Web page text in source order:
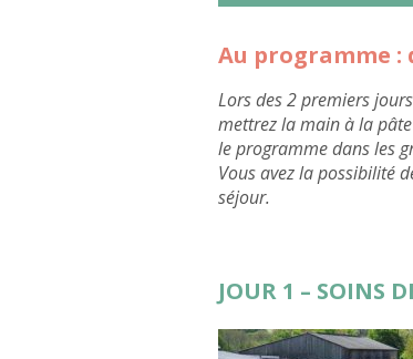
Au programme :
Lors des 2 premiers
mettrez la main à la
le programme dans les
Vous avez la possibilité
séjour.
JOUR 1 – SOINS